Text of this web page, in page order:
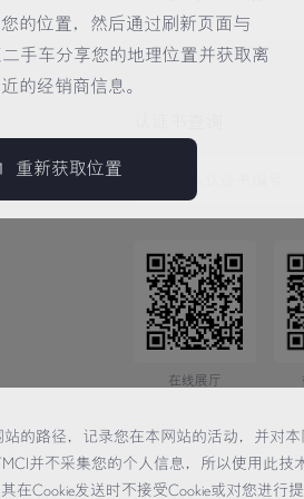
的路径，记录您在本网站的活动，并对
并不采集您的个人信息，所以使用此技
在Cookie发送时不接受Cookie或对您进行
的位置，然后通过刷新页面与
二手车分享您的地理位置并获取离
的经销商信息。
重新获取位置
在线展厅